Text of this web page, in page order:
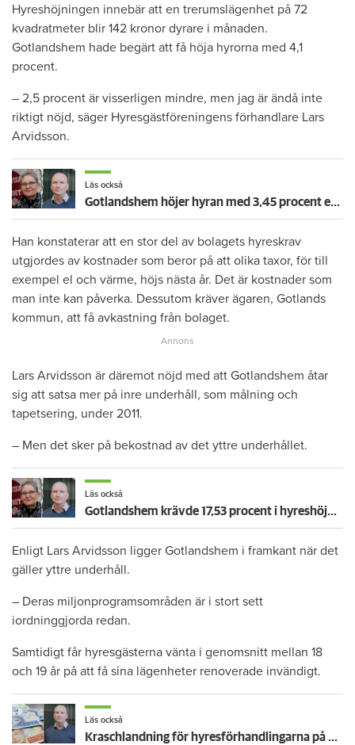
​Hyreshöjningen innebär att en trerumslägenhet på 72
kvadratmeter blir 142 kronor dyrare i månaden.
Gotlandshem hade begärt att få höja hyrorna med 4,1
procent.
– 2,5 procent är visserligen mindre, men jag är ändå inte
riktigt nöjd, säger Hyresgästföreningens förhandlare Lars
Arvidsson.
Läs också
Gotlandshem höjer hyran med 3,45 procent efter beslut i HMK
Han konstaterar att en stor del av bolagets hyreskrav
utgjordes av kostnader som beror på att olika taxor, för till
exempel el och värme, höjs nästa år. Det är kostnader som
man inte kan påverka. Dessutom kräver ägaren, Gotlands
kommun, att få avkastning från bolaget.
Lars Arvidsson är däremot nöjd med att Gotlandshem åtar
sig att satsa mer på inre underhåll, som målning och
tapetsering, under 2011.
– Men det sker på bekostnad av det yttre underhållet.
Läs också
Gotlandshem krävde 17,53 procent i hyreshöjning – fick 5,6 procent
Enligt Lars Arvidsson ligger Gotlandshem i framkant när det
gäller yttre underhåll.
– Deras miljonprogramsområden är i stort sett
iordninggjorda redan.
Samtidigt får hyresgästerna vänta i genomsnitt mellan 18
och 19 år på att få sina lägenheter renoverade invändigt.
Läs också
Kraschlandning för hyresförhandlingarna på Gotland: "Skulle leda till katastrof"